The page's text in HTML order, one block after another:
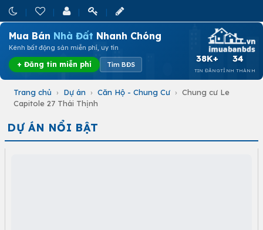
Mua Bán Nhà Đất Nhanh Chóng
Kênh bất động sản miễn phí, uy tín
+ Đăng tin miễn phí Tìm BĐS
38K+
TIN ĐĂNG
34
TỈNH THÀNH
Trang chủ › Dự án › Căn Hộ - Chung Cư › Chung cư Le
Capitole 27 Thái Thịnh
DỰ ÁN NỔI BẬT